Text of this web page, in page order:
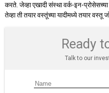
करते. जेव्हा एखादी संस्था वर्क-इन-
तेव्हा ती तयार वस्तूंच्या यादीमध्ये तयार
Ready
Talk to our